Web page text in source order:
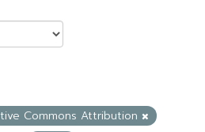
Commons Attribution